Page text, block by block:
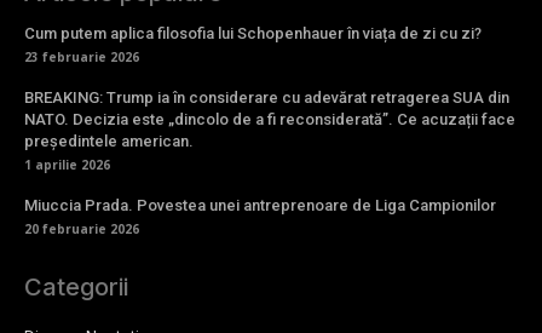
Cum putem aplica filosofia lui Schopenhauer în viața de zi cu zi?
23 februarie 2026
BREAKING: Trump ia în considerare cu adevărat retragerea SUA din
NATO. Decizia este „dincolo de a fi reconsiderată”. Ce acuzații face
președintele american.
1 aprilie 2026
Miuccia Prada. Povestea unei antreprenoare de Liga Campionilor
20 februarie 2026
Categorii